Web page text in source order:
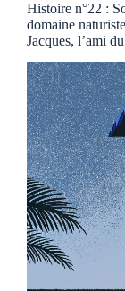
Histoire n°22 :
domaine
Jacques, l’ami